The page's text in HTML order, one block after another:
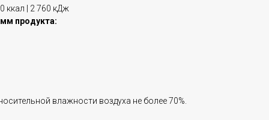
ккал | 2 760 кДж
продукта:
влажности воздуха не более 70%.